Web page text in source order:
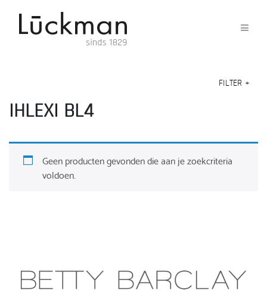
FILTER +
IHLEXI BL4
Geen producten gevonden die aan je zoekcriteria
voldoen.